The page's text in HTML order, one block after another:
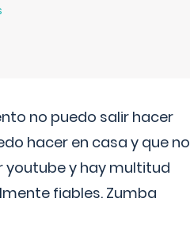
no puedo salir hacer
hacer en casa y que no
youtube y hay multitud
fiables. Zumba